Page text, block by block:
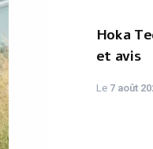
Hoka
et avis
Le 7 août